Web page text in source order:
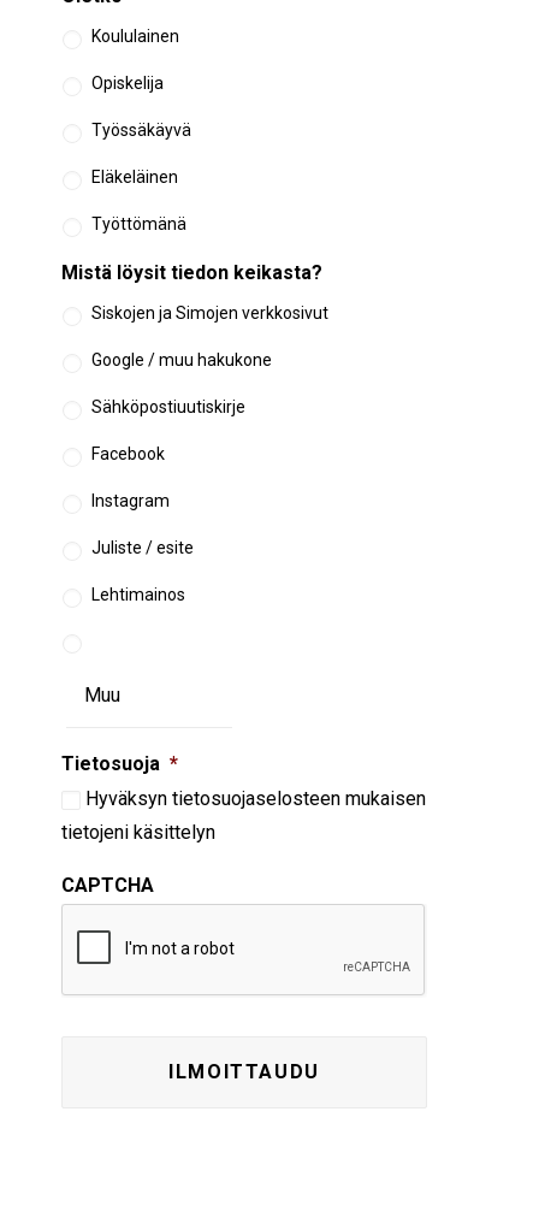
Koululainen
Opiskelija
Työssäkäyvä
Eläkeläinen
Työttömänä
Mistä löysit tiedon keikasta?
Siskojen ja Simojen verkkosivut
Google / muu hakukone
Sähköpostiuutiskirje
Facebook
Instagram
Juliste / esite
Lehtimainos
Tietosuoja *
Hyväksyn tietosuojaselosteen mukaisen
tietojeni käsittelyn
CAPTCHA